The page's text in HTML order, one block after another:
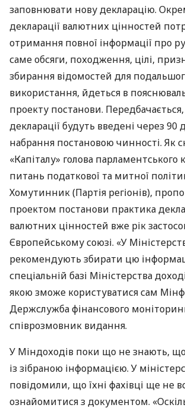
заповнювати нову декларацію.
декларації валютних цінностей
отримання повної інформації про
саме обсяги, походження, цілі,
збирання відомостей для
використання, йдеться в
проекту постанови.
декларації будуть введені через 90
набрання постановою чинності. Як
«Капіталу» голова парламентського
питань податкової та митної
Хомутинник (Партія регіонів),
проектом постанови практика
валютних цінностей вже рік
Європейському союзі. «У
рекомендують збирати цю
спеціальній базі Міністерства
якою зможе користуватися сам
Держслужба фінансового
співрозмовник видання.
У Міндоходів поки що не знають,
із зібраною інформацією. У
повідомили, що їхні фахівці ще не
ознайомитися з документом.